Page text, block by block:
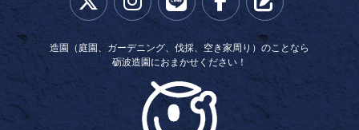
造園（庭園、ガーデニング、伐採、空き家周り）のことなら
砺波造園におまかせください！
砺波造園土木株式会社